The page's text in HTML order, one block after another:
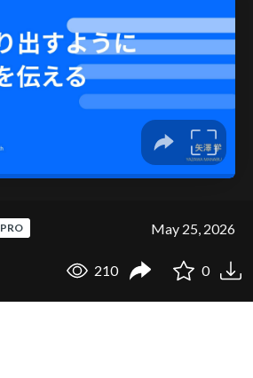
PRO May 25, 2026
210 0